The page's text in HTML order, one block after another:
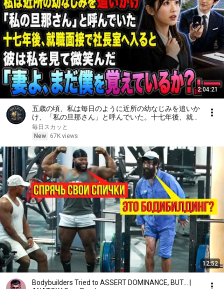
2:04:21
五歳の頃、私は毎日のように近所の幼なじみを追いか
け、「私の旦那さん」と呼んでいた。十七年後、就職
面接で社長室へ入ると、彼は私を見て微笑んだ。「妻
よ、まだ僕を覚えているか？」――
毎日スカッと
New
67K views
12:52
Bodybuilders Tried to ASSERT DOMINANCE, BUT... |